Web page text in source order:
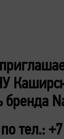
бренда
тел.: